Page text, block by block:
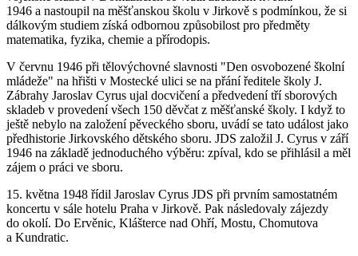
1946 a nastoupil na měšťanskou školu v Jirkově s podmínkou, že si
dálkovým studiem získá odbornou způsobilost pro předměty
matematika, fyzika, chemie a přírodopis.
V červnu 1946 při tělovýchovné slavnosti "Den osvobozené školní
mládeže" na hřišti v Mostecké ulici se na přání ředitele školy J.
Zábrahy Jaroslav Cyrus ujal docvičení a předvedení tří sborových
skladeb v provedení všech 150 děvčat z měšťanské školy. I když to
ještě nebylo na založení pěveckého sboru, uvádí se tato událost jako
předhistorie Jirkovského dětského sboru. JDS založil J. Cyrus v září
1946 na základě jednoduchého výběru: zpíval, kdo se přihlásil a měl
zájem o práci ve sboru.
15. května 1948 řídil Jaroslav Cyrus JDS při prvním samostatném
koncertu v sále hotelu Praha v Jirkově. Pak následovaly zájezdy
do okolí. Do Ervěnic, Klášterce nad Ohří, Mostu, Chomutova
a Kundratic.